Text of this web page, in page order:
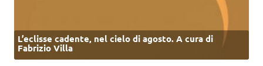
L’eclisse cadente, nel cielo di agosto. A cura di
Fabrizio Villa